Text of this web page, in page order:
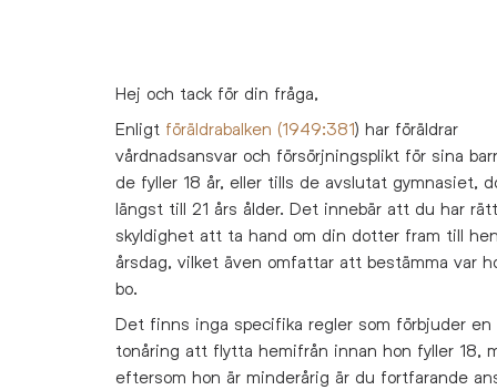
Hej och tack för din fråga,
Enligt föräldrabalken (1949:381) har föräldrar
vårdnadsansvar och försörjningsplikt för sina
de fyller 18 år, eller tills de avslutat gymnasiet,
längst till 21 års ålder. Det innebär att du har
skyldighet att ta hand om din dotter fram till
årsdag, vilket även omfattar att bestämma var
bo.
Det finns inga specifika regler som förbjuder en
tonåring att flytta hemifrån innan hon fyller 18,
eftersom hon är minderårig är du fortfarande